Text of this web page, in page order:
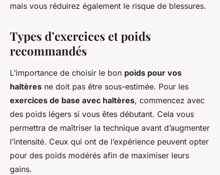
mais vous réduirez également le risque de blessures.
Types d’exercices et poids
recommandés
L’importance de choisir le bon poids pour vos
haltères ne doit pas être sous-estimée. Pour les
exercices de base avec haltères, commencez avec
des poids légers si vous êtes débutant. Cela vous
permettra de maîtriser la technique avant d’augmenter
l’intensité. Ceux qui ont de l’expérience peuvent opter
pour des poids modérés afin de maximiser leurs
gains.